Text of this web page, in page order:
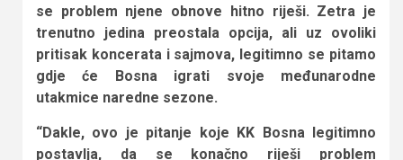
se problem njene obnove hitno riješi. Zetra je
trenutno jedina preostala opcija, ali uz ovoliki
pritisak koncerata i sajmova, legitimno se pitamo
gdje će Bosna igrati svoje međunarodne
utakmice naredne sezone.
“Dakle, ovo je pitanje koje KK Bosna legitimno
postavlja, da se konačno riješi problem